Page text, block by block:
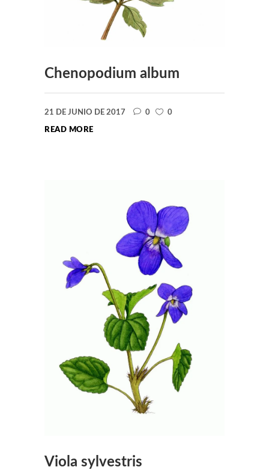
Chenopodium album
21 DE JUNIO DE 2017 0 0
READ MORE
Viola sylvestris